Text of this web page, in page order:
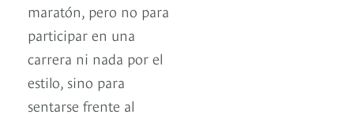
maratón, pero no para
participar en una
carrera ni nada por el
estilo, sino para
sentarse frente al